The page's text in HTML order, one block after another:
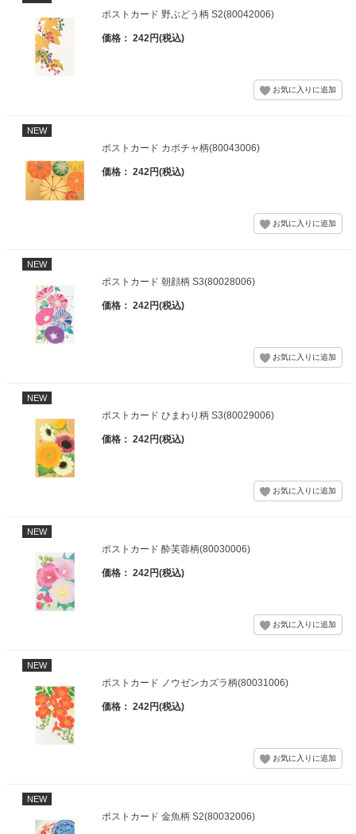
ポストカード 野ぶどう柄 S2(80042006)
価格： 242円(税込)
NEW
ポストカード カボチャ柄(80043006)
価格： 242円(税込)
NEW
ポストカード 朝顔柄 S3(80028006)
価格： 242円(税込)
NEW
ポストカード ひまわり柄 S3(80029006)
価格： 242円(税込)
NEW
ポストカード 酔芙蓉柄(80030006)
価格： 242円(税込)
NEW
ポストカード ノウゼンカズラ柄(80031006)
価格： 242円(税込)
NEW
ポストカード 金魚柄 S2(80032006)